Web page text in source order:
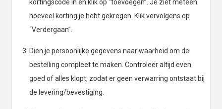
kortingscode in en klik op “toevoegen”. Je ziet meteen
hoeveel korting je hebt gekregen. Klik vervolgens op
“Verdergaan”.
Dien je persoonlijke gegevens naar waarheid om de
bestelling compleet te maken. Controleer altijd even
goed of alles klopt, zodat er geen verwarring ontstaat bij
de levering/bevestiging.